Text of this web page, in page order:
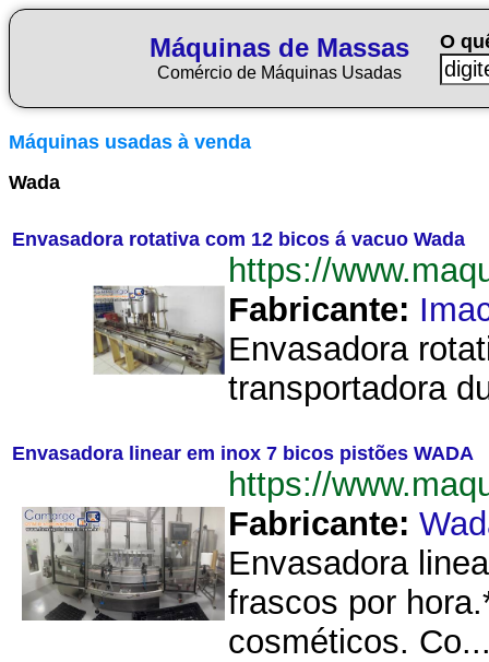
Máquinas de Massas
Comércio de Máquinas Usadas
O
Máquinas usadas à venda
Wada
Envasadora rotativa com 12 bicos á vacuo Wada
https://
Fabricante:
Envasadora
transportadora
Envasadora linear em inox 7 bicos pistões WADA
https://
Fabricante:
Envasadora
frascos por
cosméticos.